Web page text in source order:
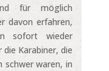
für möglich
davon erfahren,
sofort wieder
Karabiner, die
schwer waren, in